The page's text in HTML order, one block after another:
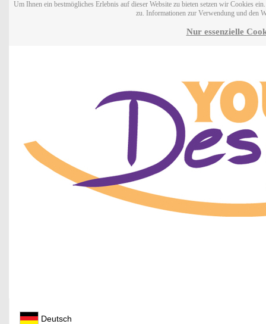
Um Ihnen ein bestmögliches Erlebnis auf dieser Website zu bieten setzen wir Cookies
zu. Informationen zur Verwendung und den
Nur essenzielle
Deutsch